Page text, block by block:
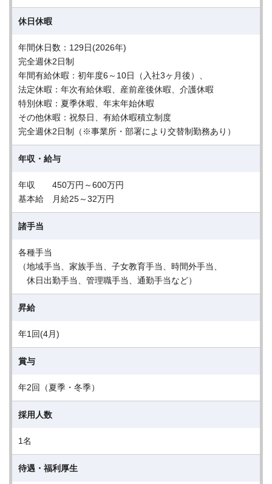
休日休暇
年間休日数：129日(2026年)
完全週休2日制
年間有給休暇：初年度6～10日（入社3ヶ月後）、
法定休暇：年次有給休暇、産前産後休暇、介護休暇
特別休暇：夏季休暇、年末年始休暇
その他休暇：祝祭日、有給休暇積立制度
完全週休2日制（※事業所・部署により交替制勤務あり）
年収・給与
年収 450万円～600万円
基本給 月給25～32万円
諸手当
各種手当
（地域手当、家族手当、子女教育手当、時間外手当、
休日出勤手当、管理職手当、通勤手当など）
昇給
年1回(4月)
賞与
年2回（夏季・冬季）
採用人数
1名
待遇・福利厚生